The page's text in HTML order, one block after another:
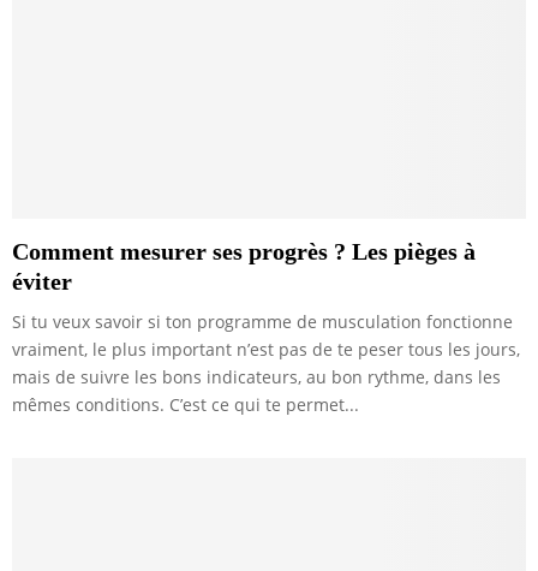
Comment mesurer ses progrès ? Les pièges à
éviter
Si tu veux savoir si ton programme de musculation fonctionne
vraiment, le plus important n’est pas de te peser tous les jours,
mais de suivre les bons indicateurs, au bon rythme, dans les
mêmes conditions. C’est ce qui te permet...